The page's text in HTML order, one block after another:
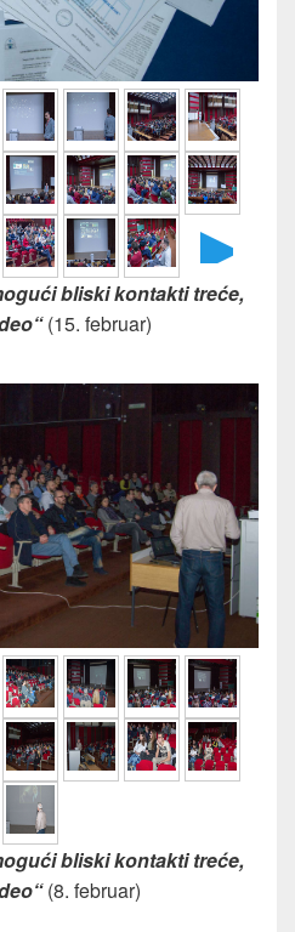
►
bliski kontakti treće,
(15. februar)
bliski kontakti treće,
(8. februar)